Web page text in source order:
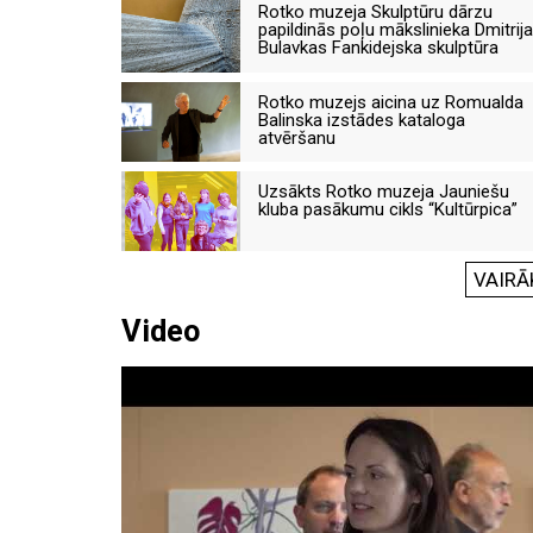
Rotko muzeja Skulptūru dārzu
papildinās poļu mākslinieka Dmitrija
Bulavkas Fankidejska skulptūra
Rotko muzejs aicina uz Romualda
Balinska izstādes kataloga
atvēršanu
Uzsākts Rotko muzeja Jauniešu
kluba pasākumu cikls “Kultūrpica”
Video